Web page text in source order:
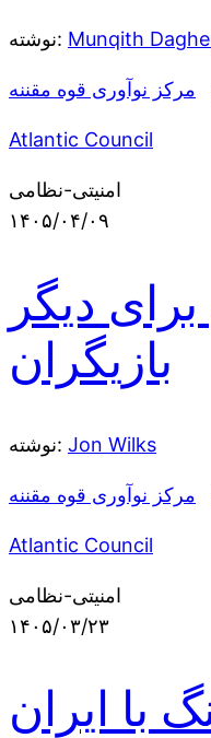
نوشته: Munqith
مرکز نوآوری قوه مقننه
Atlantic Council
امنیتی-نظامی
۱۴۰۵/۰۴/۰۹
دیگر
بازیگران
نوشته: Jon Wilks
مرکز نوآوری قوه مقننه
Atlantic Council
امنیتی-نظامی
۱۴۰۵/۰۳/۲۳
با ایران